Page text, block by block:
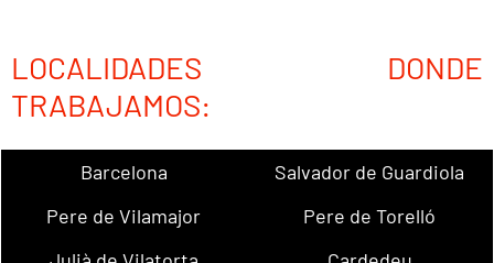
LOCALIDADES DONDE
TRABAJAMOS:
Barcelona
Salvador de Guardiola
Pere de Vilamajor
Pere de Torelló